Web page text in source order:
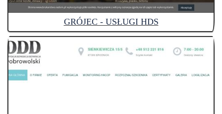
GRÓJEC - USŁUGI HDS